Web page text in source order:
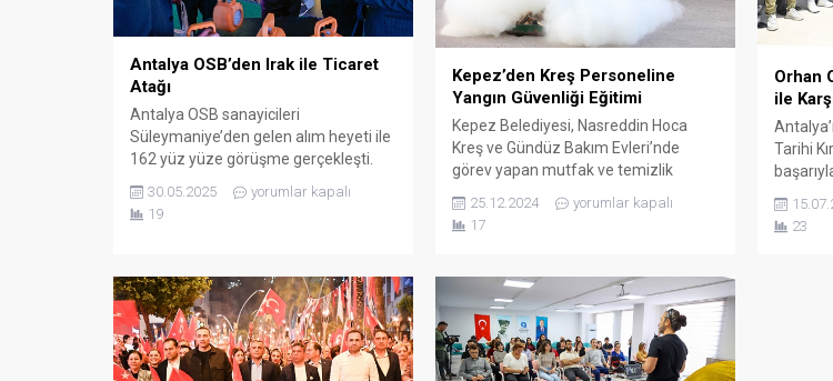
Antalya OSB’den Irak ile Ticaret
Atağı
Antalya OSB sanayicileri
Süleymaniye’den gelen alım heyeti ile
162 yüz yüze görüşme gerçekleşti.
Antalya Organize Sanayi Bölgesi, dış
ticaret ağını genişletme hedefi
doğrultusunda yürüttüğü Alım Heyeti
kişilik iş insanı heyeti Antalya OSB’de
ağırlandı. İLK ZİYARET BAŞKAN
GÖNEN’E Antalya OSB Bölge
Müdürlüğü...
30.05.2025
yorumlar kapalı
19
Kepez’den Kreş Personeline
Yangın Güvenliği Eğitimi
Kepez Belediyesi, Nasreddin Hoca
Kreş ve Gündüz Bakım Evleri’nde
görev yapan mutfak ve temizlik
personeline yönelik yangın güvenliği
eğitimi düzenledi. İş Sağlığı ve
Güvenliği Birimi tarafından verilen
esnasında karşılaşabileceği yangın
risklerine karşı alınması gereken
önlemler ve müdahale yöntemleri
detaylı bir şekilde ele alındı. Kepez
Belediyesi, İş Sağlığı...
25.12.2024
yorumlar kapalı
17
Orhan
ile
Tarihi
sahibi
başaltı
23